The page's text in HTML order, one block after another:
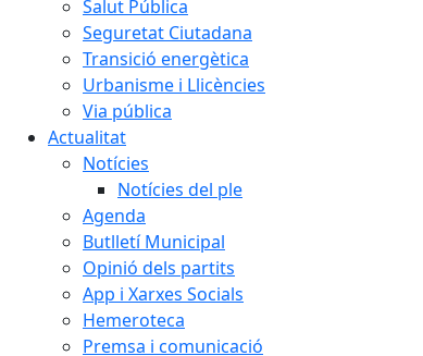
Salut Pública
Seguretat Ciutadana
Transició energètica
Urbanisme i Llicències
Via pública
Actualitat
Notícies
Notícies del ple
Agenda
Butlletí Municipal
Opinió dels partits
App i Xarxes Socials
Hemeroteca
Premsa i comunicació